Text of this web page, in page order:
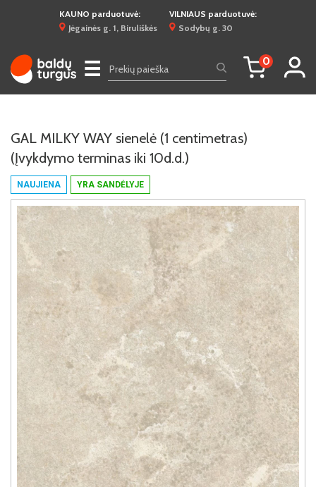
KAUNO parduotuvė:
Jėgainės g. 1, Biruliškės
VILNIAUS parduotuvė:
Sodybų g. 30
☰ 0
NAUJIENA YRA SANDĖLYJE
GAL MILKY WAY sienelė (1 centimetras)
(Įvykdymo terminas iki 10d.d.)